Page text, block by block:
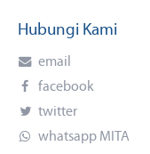
Hubungi Kami
email
facebook
twitter
whatsapp MITA